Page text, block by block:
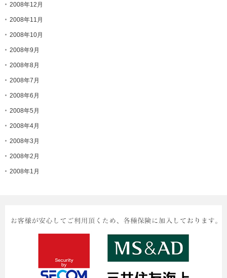
2008年12月
2008年11月
2008年10月
2008年9月
2008年8月
2008年7月
2008年6月
2008年5月
2008年4月
2008年3月
2008年2月
2008年1月